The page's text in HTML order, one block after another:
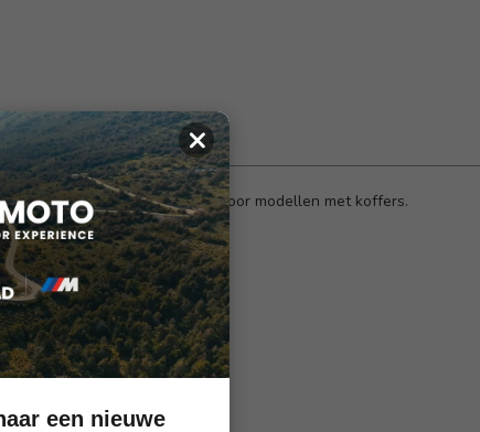
kan zien, ook geschikt voor modellen met koffers.
×
een nieuwe